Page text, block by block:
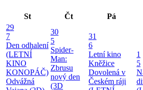
St Čt Pá
29
7
Den odhalení
(LETNÍ
KINO
KONOPÁČ)
Odvážná
30
5
Spider-
Man:
Zbrusu
nový den
(3D
31
6
Letní kino
Kněžice
Dovolená v
Českém ráji
1
5